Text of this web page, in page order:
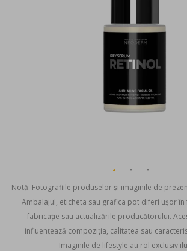
Notă: Fotografiile produselor și imaginile de
Ambalajul, eticheta sau grafica pot diferi ușor
fabricație sau actualizările producătorului.
influențează compoziția, calitatea sau
Imaginile de lifestyle au rol exclusiv